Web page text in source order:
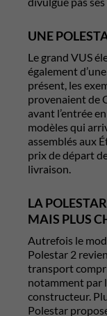
UNE
Le grand VUS
également
présent, les
provenaient de
avant l’entrée
modèles qui
assemblés aux
prix de départ
livraison.
LA
MAIS PLUS
Autrefois le
Polestar 2
transport
notamment par
constructeur.
Polestar